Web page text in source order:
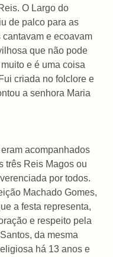
O Largo do
de palco para as
e ecoavam
que não pode
e é uma coisa
criada no folclore e
a senhora Maria
acompanhados
três Reis Magos ou
por todos.
Machado Gomes,
a festa representa,
e respeito pela
da mesma
há 13 anos e